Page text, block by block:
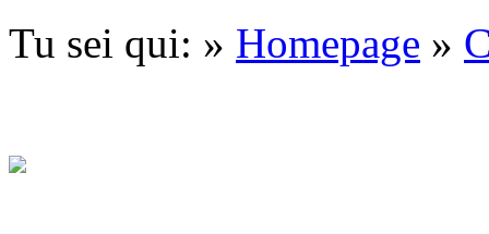
Tu sei qui: » Homepage »